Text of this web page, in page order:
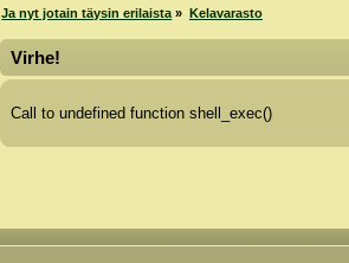
Ja nyt jotain täysin erilaista » Kelavarasto
Virhe!
Call to undefined function shell_exec()